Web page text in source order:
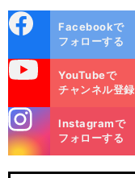
ok
Facebookで
フォローする
YouTubeで
チャンネル登録
m
Instagramで
フォローする